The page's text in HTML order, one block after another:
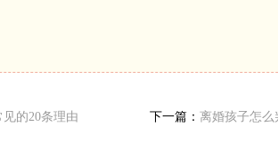
的20条理由 下一篇： 离婚孩子怎么